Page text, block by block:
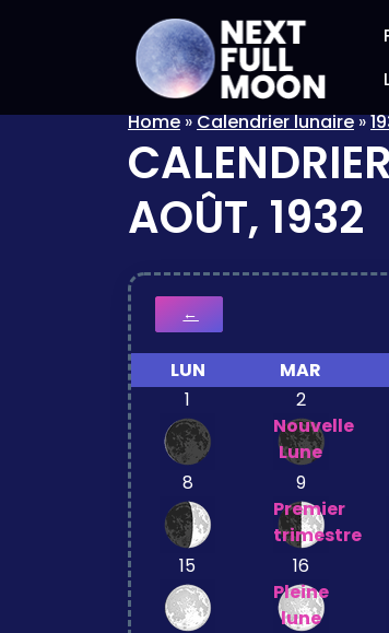
Home»Calendrier lunaire»
AOÛT, 1932
←
LUN MAR
1
2
Nouvelle
Lune
8
9
Premier
trimestre
15
16
Pleine
lune